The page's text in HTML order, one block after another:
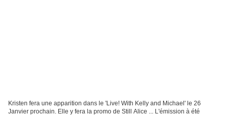
Kristen fera une apparition dans le 'Live! With Kelly and Michael' le 26
Janvier prochain. Elle y fera la promo de Still Alice ... L'émission à été